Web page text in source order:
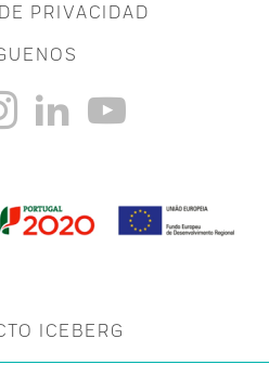
PRIVACIDAD
ICEBERG